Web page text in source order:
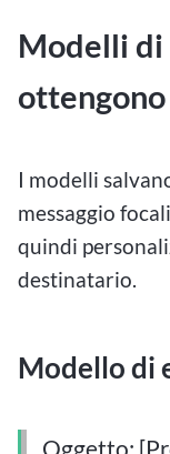
Modelli di
I modelli
messaggio
quindi
destinatario.
Modello di
Oggetto: